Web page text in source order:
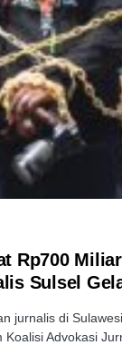
Rp700
Sulsel
jurnalis di
Advokasi